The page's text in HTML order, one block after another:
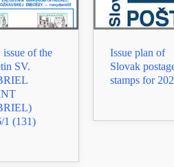
of the
SV.
1 (131)
Issue plan of
Slovak
stamps for